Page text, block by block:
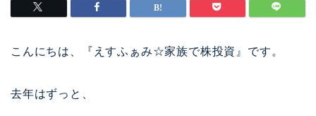
こんにちは、『えすふぁみ☆家族で株投資』です。
去年はずっと、